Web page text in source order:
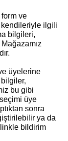
ve
ilgili
bilgileri,
üyelerine
bu gibi
üye
sonra
ya da
bildirim